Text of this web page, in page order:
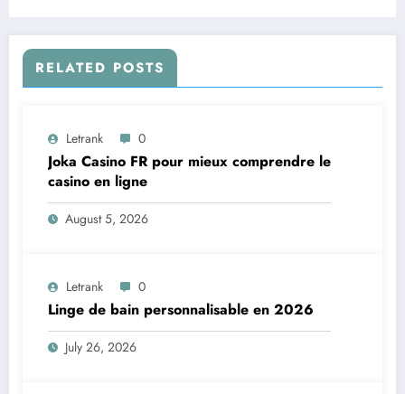
RELATED POSTS
Letrank 0
Joka Casino FR pour mieux comprendre le
casino en ligne
August 5, 2026
Letrank 0
Linge de bain personnalisable en 2026
July 26, 2026